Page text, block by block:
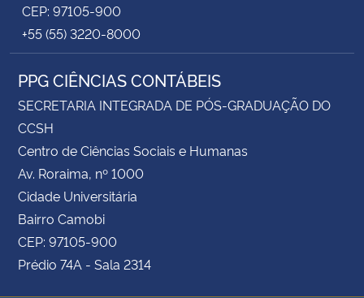
CEP: 97105-900
+55 (55) 3220-8000
PPG CIÊNCIAS CONTÁBEIS
SECRETARIA INTEGRADA DE PÓS-GRADUAÇÃO DO
CCSH
Centro de Ciências Sociais e Humanas
Av. Roraima, nº 1000
Cidade Universitária
Bairro Camobi
CEP: 97105-900
Prédio 74A - Sala 2314